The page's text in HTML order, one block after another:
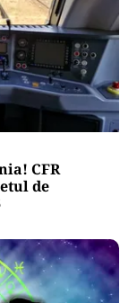
CFR
de